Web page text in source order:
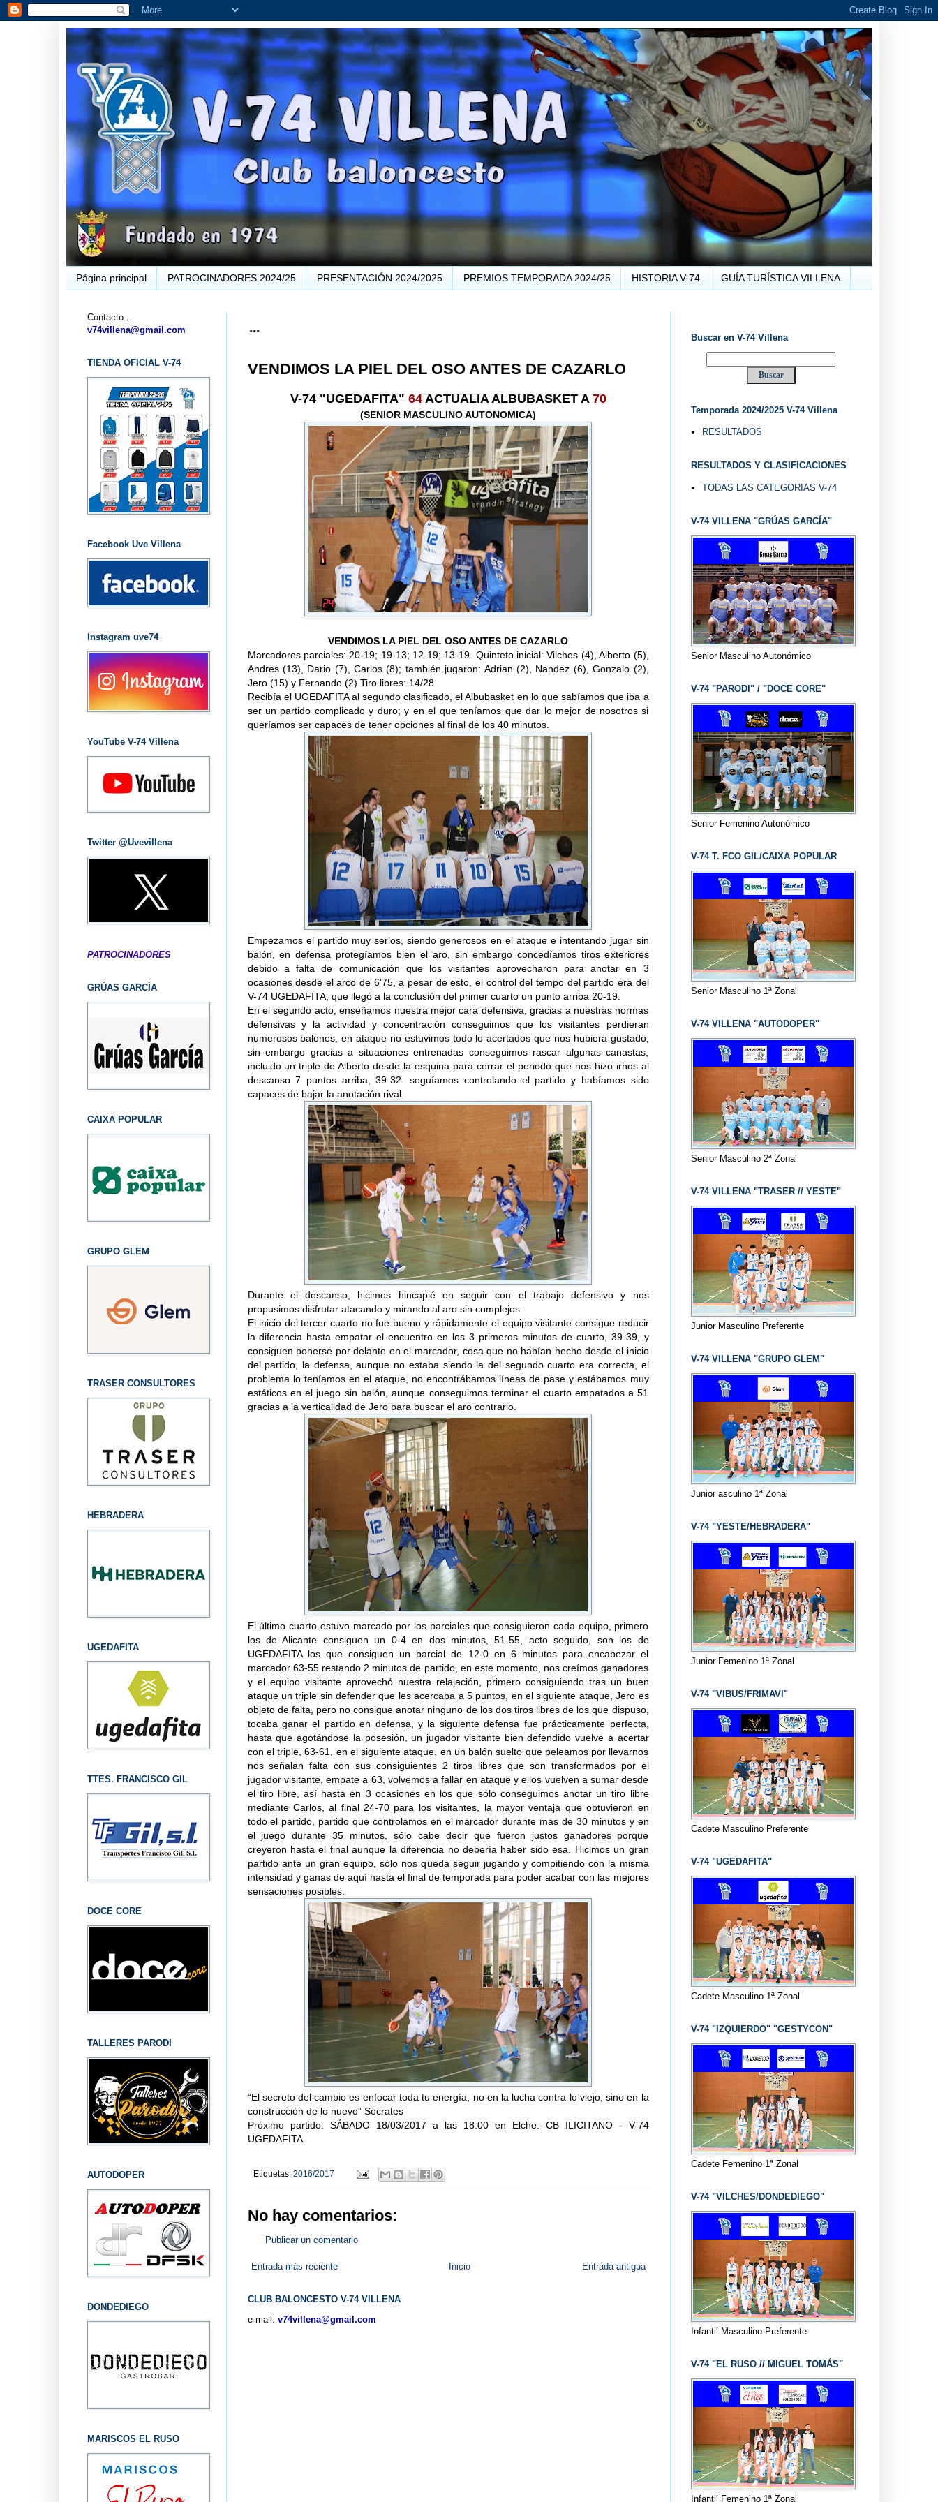
Página principal PATROCINADORES 2024/25 PRESENTACIÓN 2024/2025 PREMIOS TEMPORADA 2024/25 HISTORIA V-74 GUÍA TURÍSTICA VILLENA
VENDIMOS LA PIEL DEL OSO ANTES DE CAZARLO
V-74 "UGEDAFITA" 64ACTUALIA ALBUBASKET A 70
(SENIOR MASCULINO AUTONOMICA)
VENDIMOS LA PIEL DEL OSO ANTES DE CAZARLO
Marcadores parciales: 20-19; 19-13; 12-19; 13-19. Quinteto inicial: Vilches (4), Alberto (5),
Andres (13), Dario (7), Carlos (8); también jugaron: Adrian (2), Nandez (6), Gonzalo (2),
Jero (15) y Fernando (2) Tiro libres: 14/28
Recibía el UGEDAFITA al segundo clasificado, el Albubasket en lo que sabíamos que iba a
ser un partido complicado y duro; y en el que teníamos que dar lo mejor de nosotros si
queríamos ser capaces de tener opciones al final de los 40 minutos.
Empezamos el partido muy serios, siendo generosos en el ataque e intentando jugar sin
balón, en defensa protegíamos bien el aro, sin embargo concedíamos tiros exteriores
debido a falta de comunicación que los visitantes aprovecharon para anotar en 3
ocasiones desde el arco de 6'75, a pesar de esto, el control del tempo del partido era del
V-74 UGEDAFITA, que llegó a la conclusión del primer cuarto un punto arriba 20-19.
En el segundo acto, enseñamos nuestra mejor cara defensiva, gracias a nuestras normas
defensivas y la actividad y concentración conseguimos que los visitantes perdieran
numerosos balones, en ataque no estuvimos todo lo acertados que nos hubiera gustado,
sin embargo gracias a situaciones entrenadas conseguimos rascar algunas canastas,
incluido un triple de Alberto desde la esquina para cerrar el periodo que nos hizo irnos al
descanso 7 puntos arriba, 39-32. seguíamos controlando el partido y habíamos sido
capaces de bajar la anotación rival.
Durante el descanso, hicimos hincapié en seguir con el trabajo defensivo y nos
propusimos disfrutar atacando y mirando al aro sin complejos.
El inicio del tercer cuarto no fue bueno y rápidamente el equipo visitante consigue reducir
la diferencia hasta empatar el encuentro en los 3 primeros minutos de cuarto, 39-39, y
consiguen ponerse por delante en el marcador, cosa que no habían hecho desde el inicio
del partido, la defensa, aunque no estaba siendo la del segundo cuarto era correcta, el
problema lo teníamos en el ataque, no encontrábamos líneas de pase y estábamos muy
estáticos en el juego sin balón, aunque conseguimos terminar el cuarto empatados a 51
gracias a la verticalidad de Jero para buscar el aro contrario.
El último cuarto estuvo marcado por los parciales que consiguieron cada equipo, primero
los de Alicante consiguen un 0-4 en dos minutos, 51-55, acto seguido, son los de
UGEDAFITA los que consiguen un parcial de 12-0 en 6 minutos para encabezar el
marcador 63-55 restando 2 minutos de partido, en este momento, nos creímos ganadores
y el equipo visitante aprovechó nuestra relajación, primero consiguiendo tras un buen
ataque un triple sin defender que les acercaba a 5 puntos, en el siguiente ataque, Jero es
objeto de falta, pero no consigue anotar ninguno de los dos tiros libres de los que dispuso,
tocaba ganar el partido en defensa, y la siguiente defensa fue prácticamente perfecta,
hasta que agotándose la posesión, un jugador visitante bien defendido vuelve a acertar
con el triple, 63-61, en el siguiente ataque, en un balón suelto que peleamos por llevarnos
nos señalan falta con sus consiguientes 2 tiros libres que son transformados por el
jugador visitante, empate a 63, volvemos a fallar en ataque y ellos vuelven a sumar desde
el tiro libre, así hasta en 3 ocasiones en los que sólo conseguimos anotar un tiro libre
mediante Carlos, al final 24-70 para los visitantes, la mayor ventaja que obtuvieron en
todo el partido, partido que controlamos en el marcador durante mas de 30 minutos y en
el juego durante 35 minutos, sólo cabe decir que fueron justos ganadores porque
creyeron hasta el final aunque la diferencia no debería haber sido esa. Hicimos un gran
partido ante un gran equipo, sólo nos queda seguir jugando y compitiendo con la misma
intensidad y ganas de aquí hasta el final de temporada para poder acabar con las mejores
sensaciones posibles.
“El secreto del cambio es enfocar toda tu energía, no en la lucha contra lo viejo, sino en la
construcción de lo nuevo” Socrates
Próximo partido: SÁBADO 18/03/2017 a las 18:00 en Elche: CB ILICITANO - V-74
UGEDAFITA
Etiquetas: 2016/2017
No hay comentarios:
Publicar un comentario
Entrada más reciente Entrada antigua
Inicio
CLUB BALONCESTO V-74 VILLENA
e-mail. v74villena@gmail.com
Contacto...
v74villena@gmail.com
TIENDA OFICIAL V-74
Facebook Uve Villena
Instagram uve74
YouTube V-74 Villena
Twitter @Uvevillena
PATROCINADORES
GRÚAS GARCÍA
CAIXA POPULAR
GRUPO GLEM
TRASER CONSULTORES
HEBRADERA
UGEDAFITA
TTES. FRANCISCO GIL
DOCE CORE
TALLERES PARODI
AUTODOPER
DONDEDIEGO
MARISCOS EL RUSO
Buscar en V-74 Villena
Temporada 2024/2025 V-74 Villena
RESULTADOS
RESULTADOS Y CLASIFICACIONES
TODAS LAS CATEGORIAS V-74
V-74 VILLENA "GRÚAS GARCÍA"
Senior Masculino Autonómico
V-74 "PARODI" / "DOCE CORE"
Senior Femenino Autonómico
V-74 T. FCO GIL/CAIXA POPULAR
Senior Masculino 1ª Zonal
V-74 VILLENA "AUTODOPER"
Senior Masculino 2ª Zonal
V-74 VILLENA "TRASER // YESTE"
Junior Masculino Preferente
V-74 VILLENA "GRUPO GLEM"
Junior asculino 1ª Zonal
V-74 "YESTE/HEBRADERA"
Junior Femenino 1ª Zonal
V-74 "VIBUS/FRIMAVI"
Cadete Masculino Preferente
V-74 "UGEDAFITA"
Cadete Masculino 1ª Zonal
V-74 "IZQUIERDO" "GESTYCON"
Cadete Femenino 1ª Zonal
V-74 "VILCHES/DONDEDIEGO"
Infantil Masculino Preferente
V-74 "EL RUSO // MIGUEL TOMÁS"
Infantil Femenino 1ª Zonal